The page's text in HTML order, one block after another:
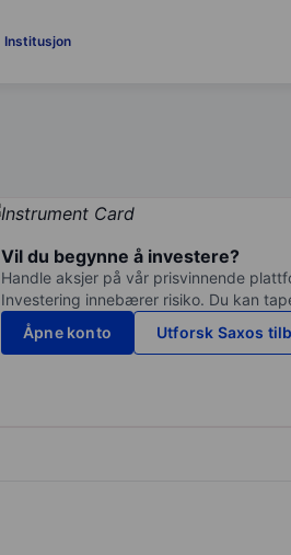
Institusjon
Vil du begynne å investere?
Handle aksjer på vår prisvinnende
Investering innebærer risiko. Du kan
Åpne konto
Utforsk Saxos